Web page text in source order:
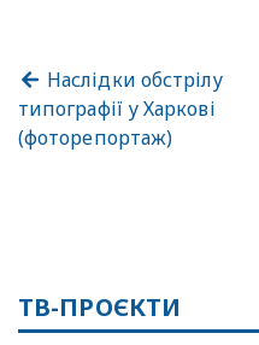
Наслідки обстрілу
типографії у Харкові
(фоторепортаж)
ТВ-ПРОЄКТИ